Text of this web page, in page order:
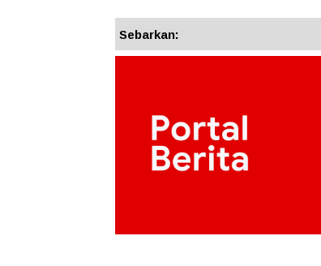
Sebarkan: